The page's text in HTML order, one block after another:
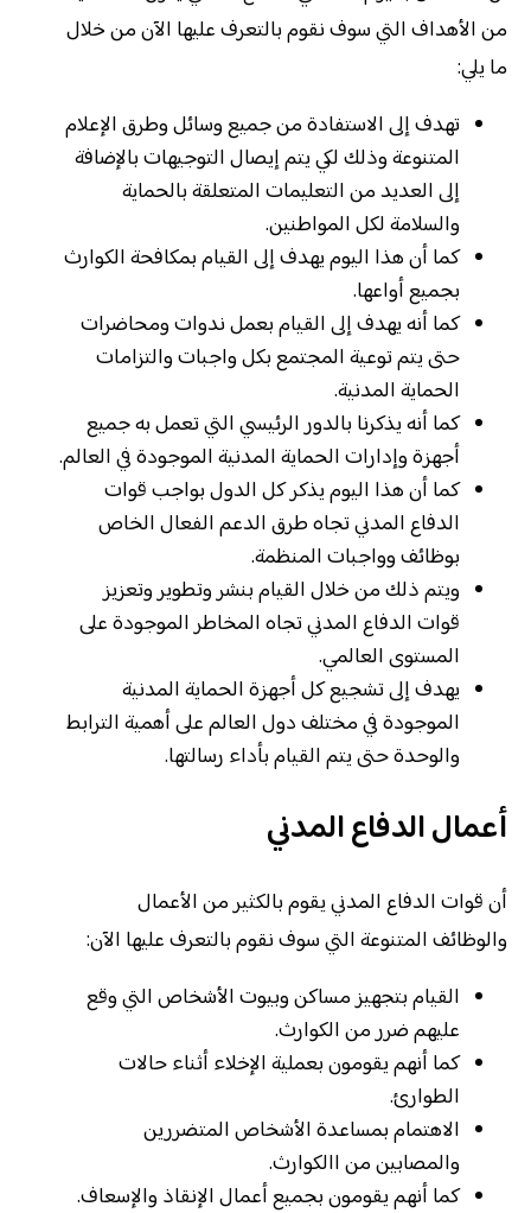
من الأهداف التي سوف نقوم بالتعرف عليها الآن من خلال
ما يلي:
تهدف إلى الاستفادة من جميع وسائل وطرق الإعلام
المتنوعة وذلك لكي يتم إيصال التوجيهات بالإضافة
إلى العديد من التعليمات المتعلقة بالحماية
والسلامة لكل المواطنين.
كما أن هذا اليوم يهدف إلى القيام بمكافحة الكوارث
بجميع أواعها.
كما أنه يهدف إلى القيام بعمل ندوات ومحاضرات
حتى يتم توعية المجتمع بكل واجبات والتزامات
الحماية المدنية.
كما أنه يذكرنا بالدور الرئيسي التي تعمل به جميع
أجهزة وإدارات الحماية المدنية الموجودة في العالم.
كما أن هذا اليوم يذكر كل الدول بواجب قوات
الدفاع المدني تجاه طرق الدعم الفعال الخاص
بوظائف وواجبات المنظمة.
ويتم ذلك من خلال القيام بنشر وتطوير وتعزيز
قوات الدفاع المدني تجاه المخاطر الموجودة على
المستوى العالمي.
يهدف إلى تشجيع كل أجهزة الحماية المدنية
الموجودة في مختلف دول العالم على أهمية الترابط
والوحدة حتى يتم القيام بأداء رسالتها.
أعمال الدفاع المدني
أن قوات الدفاع المدني يقوم بالكثير من الأعمال
والوظائف المتنوعة التي سوف نقوم بالتعرف عليها الآن:
القيام بتجهيز مساكن وبيوت الأشخاص التي وقع
عليهم ضرر من الكوارث.
كما أنهم يقومون بعملية الإخلاء أثناء حالات
الطوارئ.
الاهتمام بمساعدة الأشخاص المتضررين
والمصابين من االكوارث.
كما أنهم يقومون بجميع أعمال الإنقاذ والإسعاف.